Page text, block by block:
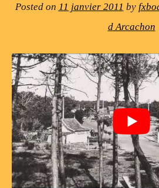
Posted on 11 janvier 2011 by
d Arcachon